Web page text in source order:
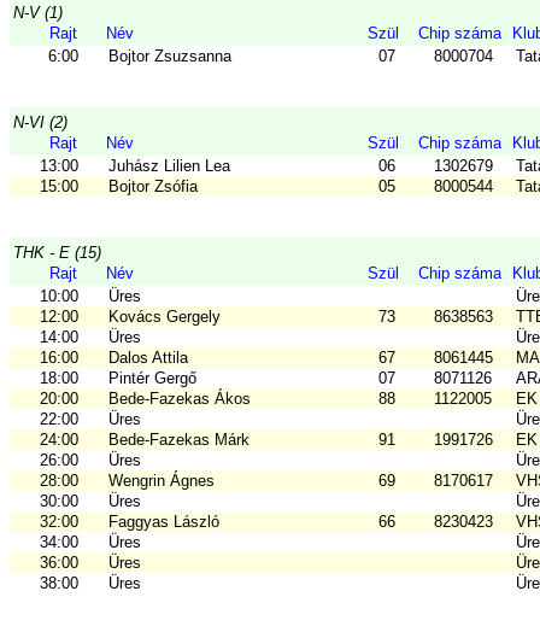
N-V (1)
Rajt
Név Szül Chip száma
6:00
Bojtor Zsuzsanna 07 8000704
N-VI (2)
Rajt
Név Szül Chip száma
13:00
Juhász Lilien Lea 06 1302679
15:00
Bojtor Zsófia 05 8000544
THK - E (15)
Rajt
Név Szül Chip száma
10:00
Üres
12:00
Kovács Gergely 73 8638563
14:00
Üres
16:00
Dalos Attila 67 8061445
18:00
Pintér Gergő 07 8071126
20:00
Bede-Fazekas Ákos 88 1122005
22:00
Üres
24:00
Bede-Fazekas Márk 91 1991726
26:00
Üres
28:00
Wengrin Ágnes 69 8170617
30:00
Üres
32:00
Faggyas László 66 8230423
34:00
Üres
36:00
Üres
38:00
Üres